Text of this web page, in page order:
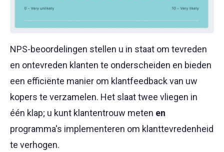
NPS-beoordelingen stellen u in staat om tevreden
en ontevreden klanten te onderscheiden en bieden
een efficiënte manier om klantfeedback van uw
kopers te verzamelen. Het slaat twee vliegen in
één klap; u kunt klantentrouw meten en
programma's implementeren om klanttevredenheid
te verhogen.